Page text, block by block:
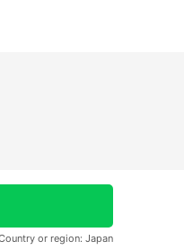
or region: Japan